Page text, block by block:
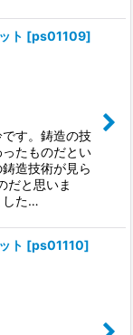
ト [ps01109]
す。鋳造の技
たものだとい
造技術が見ら
だと思いま
した…
ト [ps01110]